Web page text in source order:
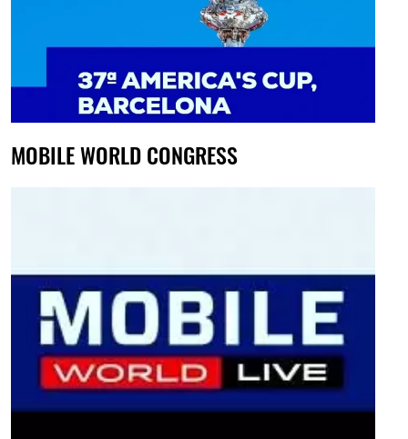
MOBILE WORLD CONGRESS